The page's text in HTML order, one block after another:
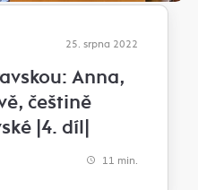
25. srpna 2022
Anna,
češtině
|4. díl|
11 min.